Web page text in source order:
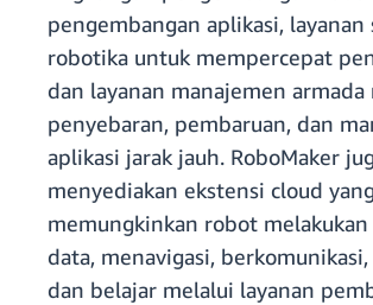
pengembangan aplikasi, layanan
robotika untuk mempercepat
dan layanan manajemen
penyebaran, pembaruan, dan
aplikasi jarak jauh. RoboMaker
menyediakan ekstensi cloud yang
memungkinkan robot
data, menavigasi,
dan belajar melalui layanan